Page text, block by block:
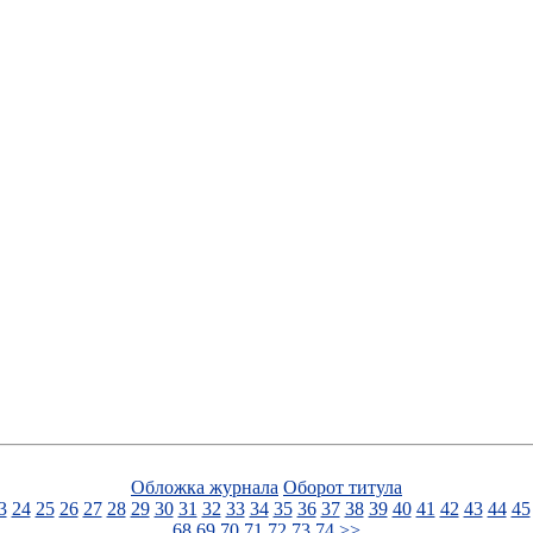
Обложка журнала Оборот титула
24 25 26 27 28 29 30 31 32 33 34 35 36 37 38 39 40 41 42 43 44 45